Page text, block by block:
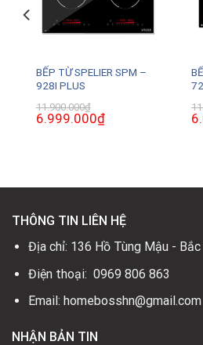
BẾP TỪ SPELIER SPM –
928I PLUS
11.900.000₫
Giá
gốc
6.999.000₫Giá
hiện
THÔNG TIN LIÊN HỆ
Địa chỉ: 136 Hồ Tùng Mậu -
Điện thoại: 0969 806 863
Email: homebosshn@gmail.com
NHẬN BẢN TIN